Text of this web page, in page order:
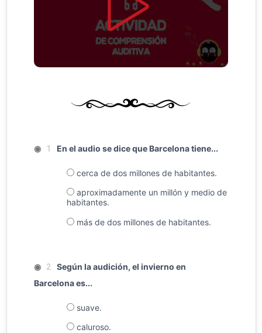
◉ 1 En el audio se dice que Barcelona tiene...
cerca de dos millones de habitantes.
aproximadamente un millón y medio de
habitantes.
más de dos millones de habitantes.
◉ 2
Según la audición, el invierno en
Barcelona es...
suave.
caluroso.